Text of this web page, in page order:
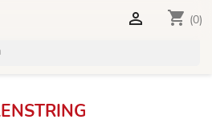
shopping_cart (0)
